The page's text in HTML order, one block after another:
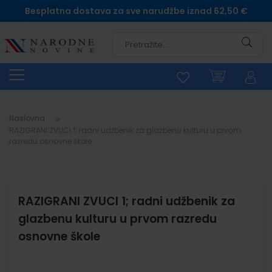
Besplatna dostava za sve narudžbe iznad 62,50 €
Naslovna
RAZIGRANI ZVUCI 1; radni udžbenik za
glazbenu kulturu u prvom razredu
osnovne škole